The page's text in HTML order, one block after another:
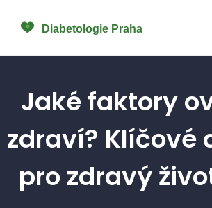
Jaké faktory
zdraví? Klíčové
pro zdravý